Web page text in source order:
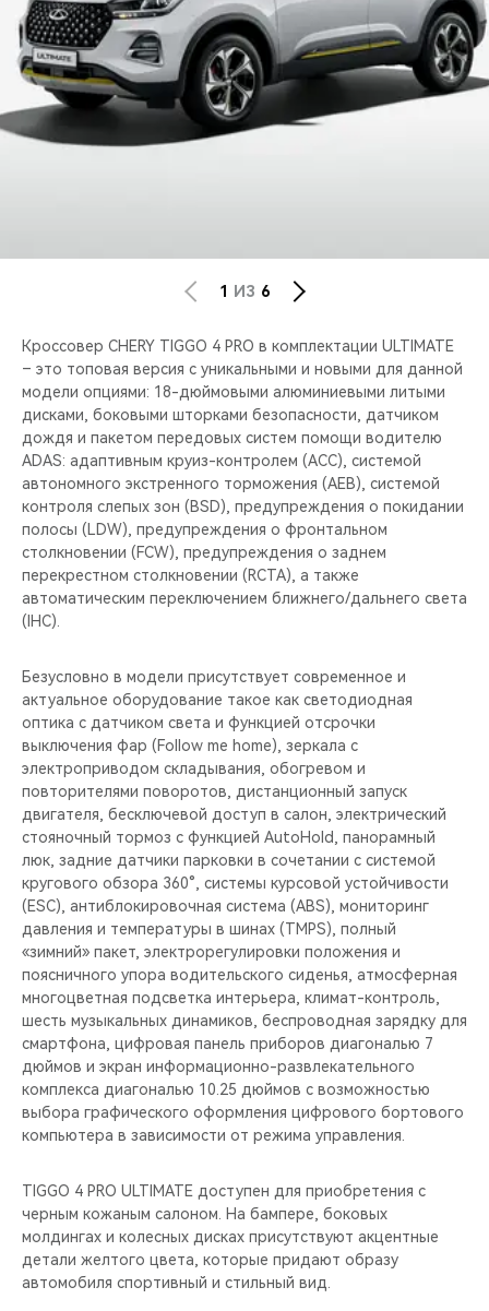
CHERY И СПОРТ
НАШИ МЕРОПРИЯТИЯ
1 ИЗ 6
Кроссовер CHERY TIGGO 4 PRO в комплектации ULTIMATE
– это топовая версия с уникальными и новыми для данной
модели опциями: 18-дюймовыми алюминиевыми литыми
дисками, боковыми шторками безопасности, датчиком
дождя и пакетом передовых систем помощи водителю
ADAS: адаптивным круиз-контролем (ACC), системой
автономного экстренного торможения (AEB), системой
контроля слепых зон (BSD), предупреждения о покидании
полосы (LDW), предупреждения о фронтальном
столкновении (FCW), предупреждения о заднем
перекрестном столкновении (RCTA), а также
автоматическим переключением ближнего/дальнего света
(IHC).
Безусловно в модели присутствует современное и
актуальное оборудование такое как светодиодная
оптика c датчиком света и функцией отсрочки
выключения фар (Follow me home), зеркала с
электроприводом складывания, обогревом и
повторителями поворотов, дистанционный запуск
двигателя, бесключевой доступ в салон, электрический
стояночный тормоз с функцией AutoHold, панорамный
люк, задние датчики парковки в сочетании с системой
кругового обзора 360°, системы курсовой устойчивости
(ESC), антиблокировочная система (ABS), мониторинг
давления и температуры в шинах (TMPS), полный
«зимний» пакет, электрорегулировки положения и
поясничного упора водительского сиденья, атмосферная
многоцветная подсветка интерьера, климат-контроль,
шесть музыкальных динамиков, беспроводная зарядку для
смартфона, цифровая панель приборов диагональю 7
дюймов и экран информационно-развлекательного
комплекса диагональю 10.25 дюймов с возможностью
выбора графического оформления цифрового бортового
компьютера в зависимости от режима управления.
TIGGO 4 PRO ULTIMATE доступен для приобретения c
черным кожаным салоном. На бампере, боковых
молдингах и колесных дисках присутствуют акцентные
детали желтого цвета, которые придают образу
автомобиля спортивный и стильный вид.